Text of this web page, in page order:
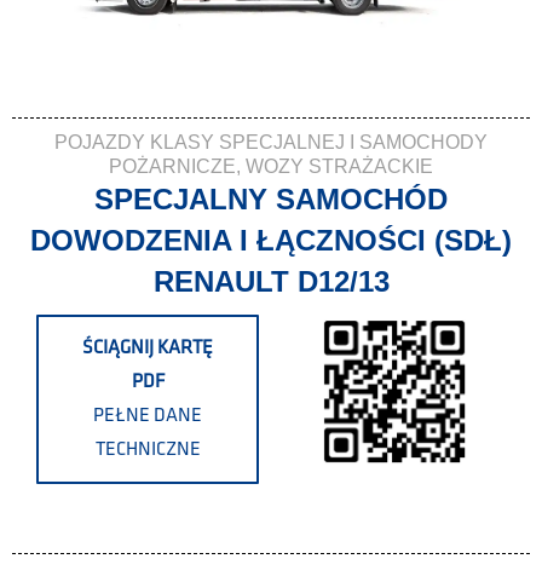
POJAZDY KLASY SPECJALNEJ I SAMOCHODY
POŻARNICZE, WOZY STRAŻACKIE
SPECJALNY SAMOCHÓD
DOWODZENIA I ŁĄCZNOŚCI (SDŁ)
RENAULT D12/13
ŚCIĄGNIJ KARTĘ
PDF
PEŁNE DANE
TECHNICZNE